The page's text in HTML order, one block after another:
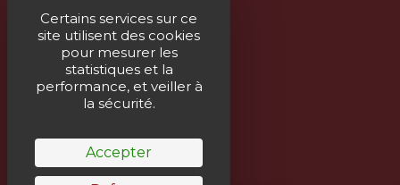
Certains services sur ce
site utilisent des cookies
pour mesurer les
statistiques et la
performance, et veiller à
la sécurité.
Accepter
À propos
Nous contacter
Bulletin